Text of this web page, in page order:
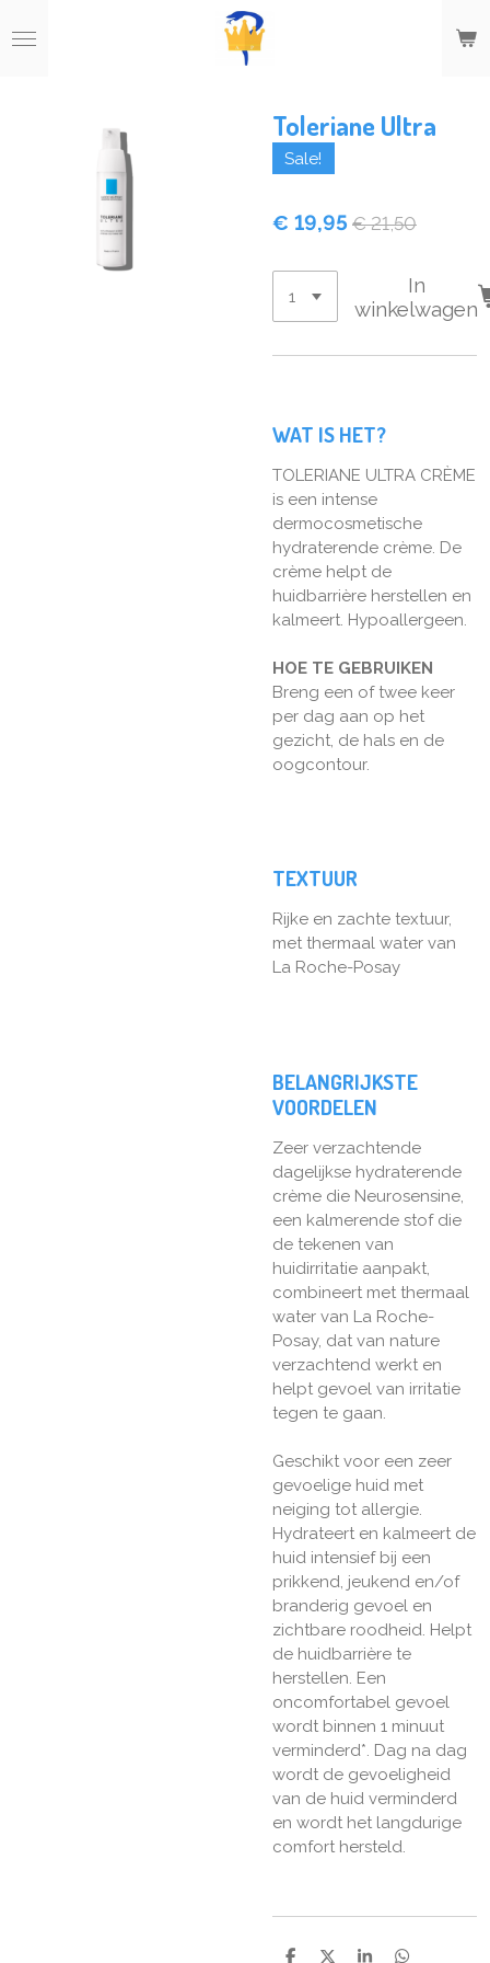
direct
Toleriane Ultra
Sale!
€ 19,95 € 21,50
In
winkelwagen
WAT IS HET?
TOLERIANE ULTRA CRÈME
is een intense
dermocosmetische
hydraterende crème. De
crème helpt de
huidbarrière herstellen en
kalmeert. Hypoallergeen.
HOE TE GEBRUIKEN
Breng een of twee keer
per dag aan op het
gezicht, de hals en de
oogcontour.
TEXTUUR
Rijke en zachte textuur,
met thermaal water van
La Roche-Posay
BELANGRIJKSTE
VOORDELEN
Zeer verzachtende
dagelijkse hydraterende
crème die Neurosensine,
een kalmerende stof die
de tekenen van
huidirritatie aanpakt,
combineert met thermaal
water van La Roche-
Posay, dat van nature
verzachtend werkt en
helpt gevoel van irritatie
tegen te gaan.
Geschikt voor een zeer
gevoelige huid met
neiging tot allergie.
Hydrateert en kalmeert de
huid intensief bij een
prikkend, jeukend en/of
branderig gevoel en
zichtbare roodheid. Helpt
de huidbarrière te
herstellen. Een
oncomfortabel gevoel
wordt binnen 1 minuut
verminderd*. Dag na dag
wordt de gevoeligheid
van de huid verminderd
en wordt het langdurige
comfort hersteld.